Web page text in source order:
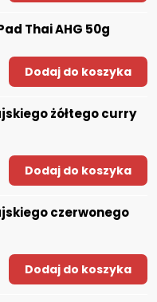
Thai AHG 50g
Dodaj do koszyka
żółtego curry
Dodaj do koszyka
czerwonego
Dodaj do koszyka